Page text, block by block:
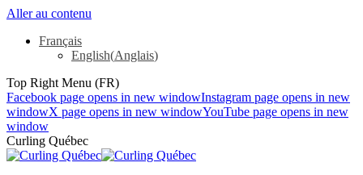
Aller au contenu
Français
English(Anglais)
Top Right Menu (FR)
Facebook page opens in new windowInstagram page opens in new
windowX page opens in new windowYouTube page opens in new
window
Curling Québec